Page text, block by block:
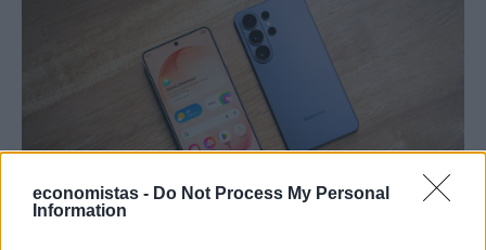
economistas - Do Not Process My Personal
Information